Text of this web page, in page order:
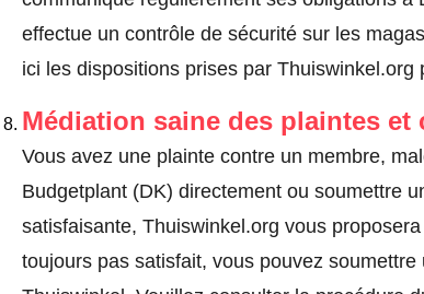
effectue un contrôle de sécurité sur les
ici les dispositions prises par Thuiswinkel.org
Médiation saine des plaintes
Vous avez une plainte contre un membre,
Budgetplant (DK) directement ou soumettre
satisfaisante, Thuiswinkel.org vous
toujours pas satisfait, vous pouvez